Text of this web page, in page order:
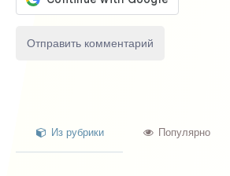
Из рубрики Популярно